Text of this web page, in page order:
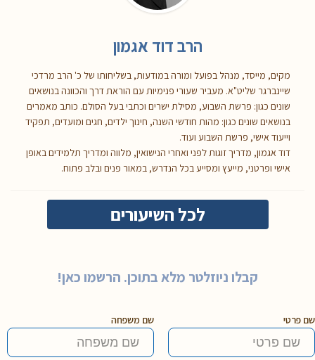
הרב דוד אגמון
מקים, מייסד, מנהל בפועל ומורה במודעות, בשליחותו של כ' הרב מרדכי
שיינברגר שליט"א. מעביר שעורי פנימיות עם הוראת דרך והכוונה בנושאים
שונים כגון: פרשת השבוע, מסילת ישרים וכתבי בעל הסולם. כותב מאמרים
בנושאים שונים כגון: מהות חודשי השנה, חינוך ילדים, חגים ומועדים, תפקיד
וייעוד אישי, פרשת השבוע ועוד.
דוד אגמון, מדריך זוגות לפני ואחרי הנישואין, מלווה ומדריך תלמידים באופן
אישי ופרטני, מייעץ ומסייע בכל הנדרש, במאור פנים ובלב פתוח.
לכל השיעורים
קבלו ניוזלטר מלא בתוכן. הרשמו כאן!
שם פרטי שם משפחה